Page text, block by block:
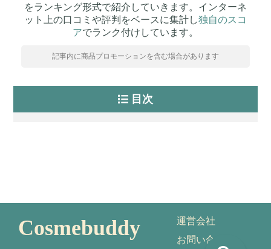
をランキング形式で紹介していきます。インターネ
ット上の口コミや評判をベースに集計し独自のスコ
アでランク付けしています。
記事内に商品プロモーションを含む場合があります
目次
Cosmebuddy
運営会社
お問い合わせ